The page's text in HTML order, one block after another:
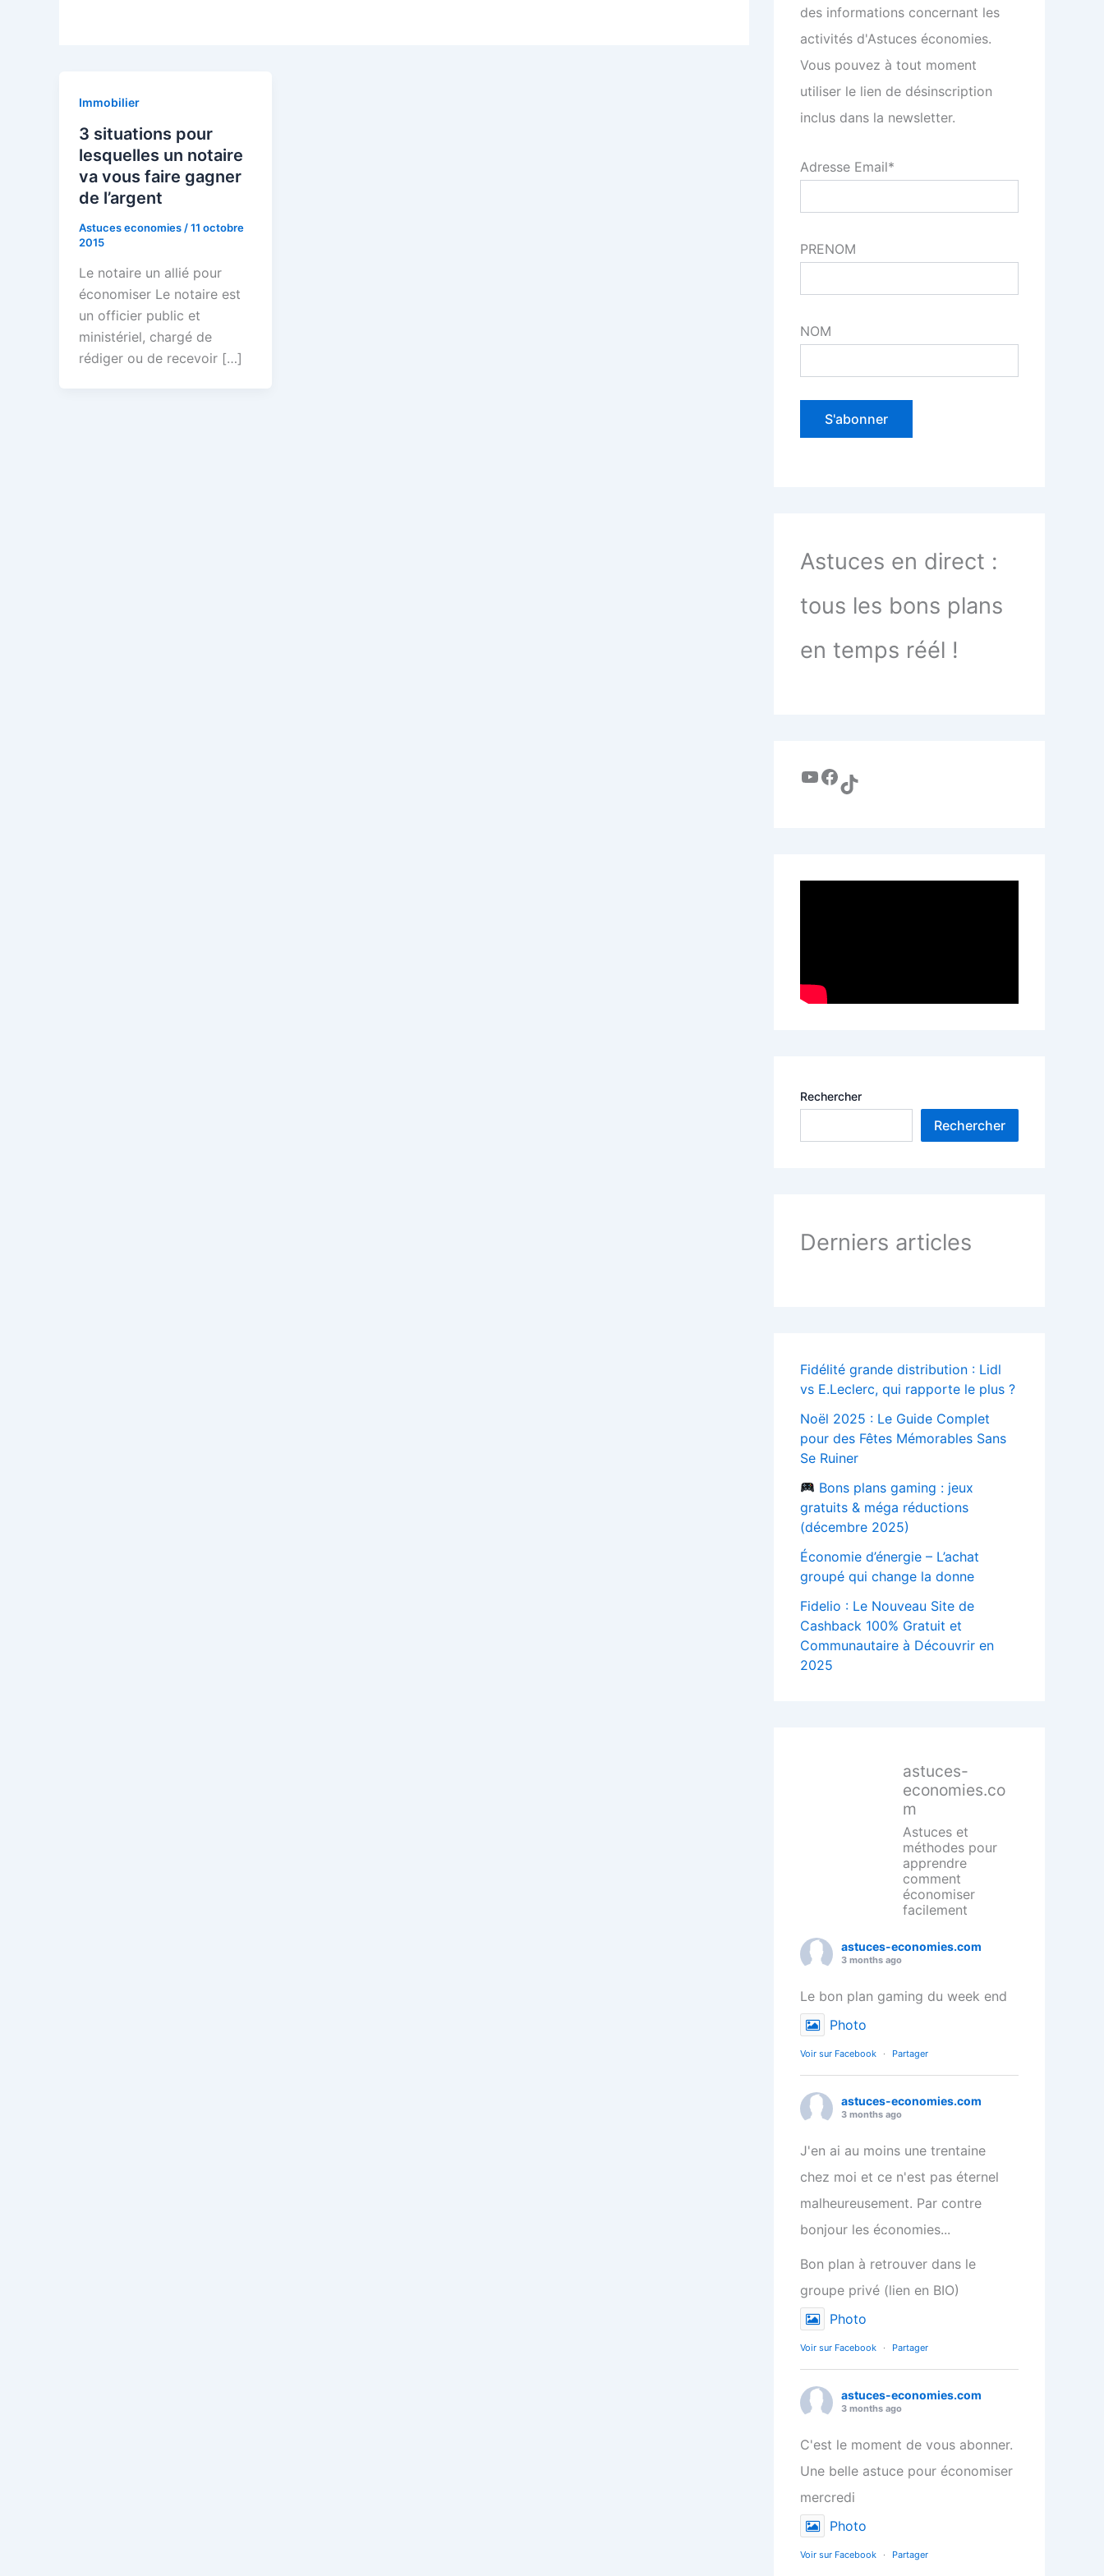
Immobilier
3 situations pour
lesquelles un notaire
va vous faire gagner
de l’argent
Astuces economies /11 octobre
2015
Le notaire un allié pour
économiser Le notaire est
un officier public et
ministériel, chargé de
rédiger ou de recevoir […]
des informations concernant les
activités d'Astuces économies.
Vous pouvez à tout moment
utiliser le lien de désinscription
inclus dans la newsletter.
Adresse Email*
PRENOM
NOM
Astuces en direct :
tous les bons plans
en temps réél !
Rechercher
Rechercher
Derniers articles
Fidélité grande distribution : Lidl
vs E.Leclerc, qui rapporte le plus ?
Noël 2025 : Le Guide Complet
pour des Fêtes Mémorables Sans
Se Ruiner
Bons plans gaming : jeux
gratuits & méga réductions
(décembre 2025)
Économie d’énergie – L’achat
groupé qui change la donne
Fidelio : Le Nouveau Site de
Cashback 100% Gratuit et
Communautaire à Découvrir en
2025
astuces-
economies.co
m
Astuces et
méthodes pour
apprendre
comment
économiser
facilement
astuces-economies.com
3 months ago
Le bon plan gaming du week end
Photo
Voir sur Facebook · Partager
astuces-economies.com
3 months ago
J'en ai au moins une trentaine
chez moi et ce n'est pas éternel
malheureusement. Par contre
bonjour les économies...
Bon plan à retrouver dans le
groupe privé (lien en BIO)
Photo
Voir sur Facebook · Partager
astuces-economies.com
3 months ago
C'est le moment de vous abonner.
Une belle astuce pour économiser
mercredi
Photo
Voir sur Facebook · Partager